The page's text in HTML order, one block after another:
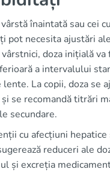
înaintată sau cei
pot necesita ajustări
doza inițială va
a intervalului
La copii, doza se
se recomandă titrări
secundare.
cu afecțiuni hepatice
reduceri ale
și excreția